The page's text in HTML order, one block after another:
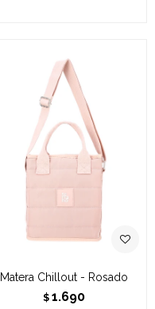
Matera Chillout - Rosado
$ 1.690